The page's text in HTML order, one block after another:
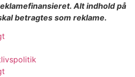
Alt indhold på
betragtes som reklame.